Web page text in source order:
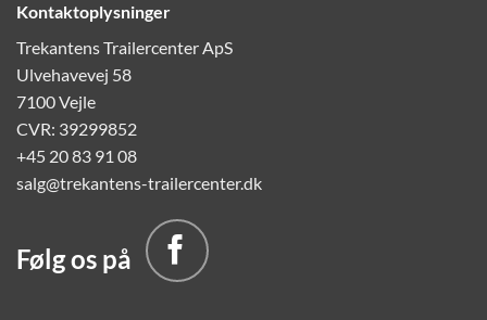
Kontaktoplysninger
Trekantens Trailercenter ApS
Ulvehavevej 58
7100 Vejle
CVR: 39299852
+45 20 83 91 08
salg@trekantens-trailercenter.dk
Følg os på